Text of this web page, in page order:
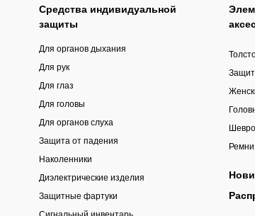
Средства индивидуальной
защиты
Для органов дыхания
Для рук
Для глаз
Для головы
Для органов слуха
Защита от падения
Наколенники
Диэлектрические изделия
Защитные фартуки
Сигнальный инвентарь